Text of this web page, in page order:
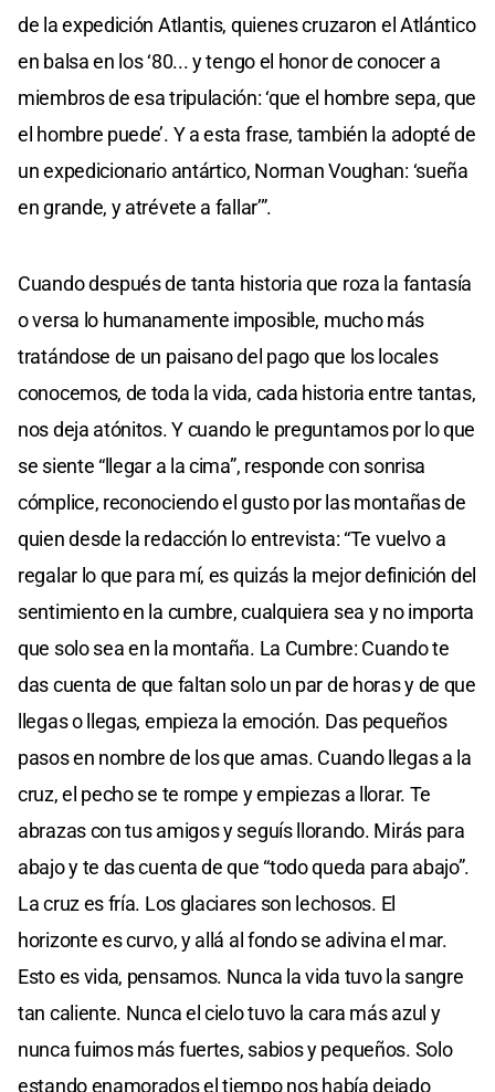
de la expedición Atlantis, quienes cruzaron el Atlántico
en balsa en los ‘80... y tengo el honor de conocer a
miembros de esa tripulación: ‘que el hombre sepa, que
el hombre puede’. Y a esta frase, también la adopté de
un expedicionario antártico, Norman Voughan: ‘sueña
en grande, y atrévete a fallar’”.
Cuando después de tanta historia que roza la fantasía
o versa lo humanamente imposible, mucho más
tratándose de un paisano del pago que los locales
conocemos, de toda la vida, cada historia entre tantas,
nos deja atónitos. Y cuando le preguntamos por lo que
se siente “llegar a la cima”, responde con sonrisa
cómplice, reconociendo el gusto por las montañas de
quien desde la redacción lo entrevista: “Te vuelvo a
regalar lo que para mí, es quizás la mejor definición del
sentimiento en la cumbre, cualquiera sea y no importa
que solo sea en la montaña. La Cumbre: Cuando te
das cuenta de que faltan solo un par de horas y de que
llegas o llegas, empieza la emoción. Das pequeños
pasos en nombre de los que amas. Cuando llegas a la
cruz, el pecho se te rompe y empiezas a llorar. Te
abrazas con tus amigos y seguís llorando. Mirás para
abajo y te das cuenta de que “todo queda para abajo”.
La cruz es fría. Los glaciares son lechosos. El
horizonte es curvo, y allá al fondo se adivina el mar.
Esto es vida, pensamos. Nunca la vida tuvo la sangre
tan caliente. Nunca el cielo tuvo la cara más azul y
nunca fuimos más fuertes, sabios y pequeños. Solo
estando enamorados el tiempo nos había dejado